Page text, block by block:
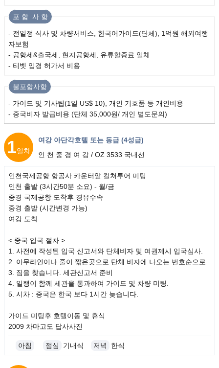
포 함 사 항
- 전일정 식사 및 차량서비스, 한국어가이드(단체), 1억원 해외여행
자보험
- 공항세&출국세, 현지공항세, 유류할증료 일체
- 티벳 입경 허가서 비용
불포함사항
- 가이드 및 기사팁(1일 US$ 10), 개인 기호품 등 개인비용
- 중국비자 발급비용 (단체 35,000원/ 개인 별도문의)
1일차
여강 아단각호텔 또는 동급 (4성급)
인 천 중 경 여 강 / OZ 3533 국내선
인천국제공항 항공사 카운터앞 컬쳐투어 미팅
인천 출발 (3시간50분 소요) - 월/금
중경 국제공항 도착후 경유수속
중경 출발 (시간변경 가능)
여강 도착
< 중국 입국 절차 >
1. 사전에 작성된 입국 신고서와 단체비자 및 여권제시 입국심사.
2. 아무라인이나 줄이 짧은곳으로 단체 비자에 나오는 번호순으로.
3. 짐을 찾습니다. 세관신고서 준비
4. 일행이 함께 세관을 통과하여 가이드 및 차량 미팅.
5. 시차 : 중국은 한국 보다 1시간 늦습니다.
가이드 미팅후 호텔이동 및 휴식
2009 차마고도 답사사진
아침 점심 기내식 저녁 한식